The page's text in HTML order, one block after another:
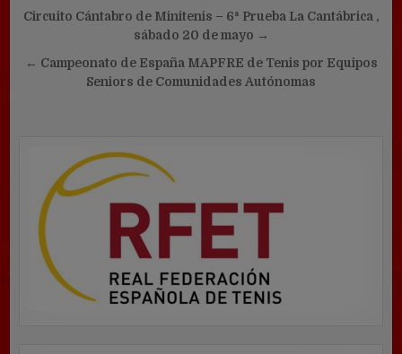
Navegación
entradas
Circuito Cántabro de Minitenis – 6ª Prueba La Cantábrica ,
sábado 20 de mayo →
← Campeonato de España MAPFRE de Tenis por Equipos
Seniors de Comunidades Autónomas